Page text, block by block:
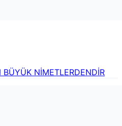
NİMETLERDENDİR